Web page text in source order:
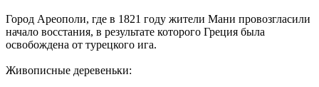
Город Ареополи, где в 1821 году жители Мани провозгласили
начало восстания, в результате которого Греция была
освобождена от турецкого ига.
Живописные деревеньки: